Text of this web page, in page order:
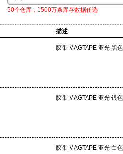
50个仓库，1500万条库存数据任选
描述
胶带 MAGTAPE 亚光 黑色
胶带 MAGTAPE 亚光 银色
胶带 MAGTAPE 亚光 白色